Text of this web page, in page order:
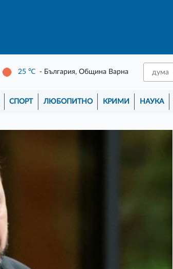
25 ℃ - България, Община Варна
СПОРТ ЛЮБОПИТНО КРИМИ НАУКА